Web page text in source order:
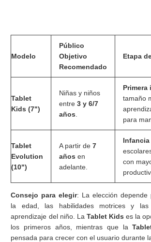
Modelo
Público
Objetivo
Recomendado
Etapa
Tablet
Kids (7")
Niñas y niños
entre3 y 6/7
años
Primera
tamaño
para
Tablet
Evolution
(10")
A partir de7
años en
adelante.
con
Consejo para elegir: La elección depende
la edad, las habilidades motrices y las
aprendizaje del niño. La Tablet Kids es la
los primeros años, mientras que la
pensada para crecer con el usuario durante